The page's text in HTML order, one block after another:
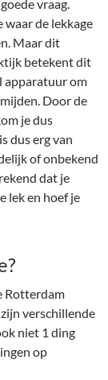
vraag.
waar de lekkage
Maar dit
betekent dit
apparatuur om
Door de
je dus
dus erg van
of onbekend
dat je
lek en hoef je
Rotterdam
verschillende
niet 1 ding
op